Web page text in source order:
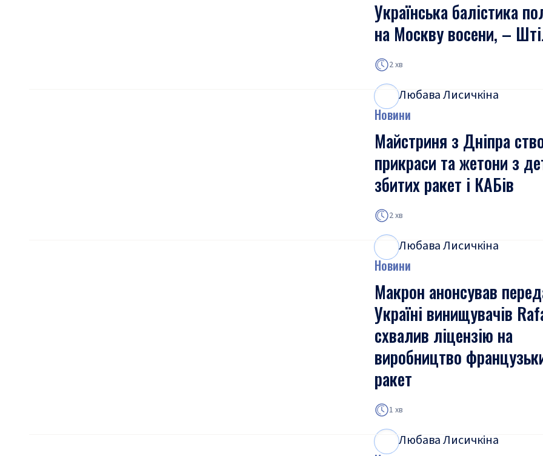
Українська балістика
на Москву восени, –
2 хв
Любава Лисичкіна
Новини
Майстриня з Дніпра
прикраси та жетони з
збитих ракет і КАБів
2 хв
Любава Лисичкіна
Новини
Макрон анонсував
Україні винищувачів
схвалив ліцензію на
виробництво
ракет
1 хв
Любава Лисичкіна